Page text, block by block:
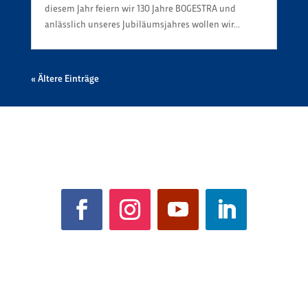
diesem Jahr feiern wir 130 Jahre BOGESTRA und
anlässlich unseres Jubiläumsjahres wollen wir...
« Ältere Einträge